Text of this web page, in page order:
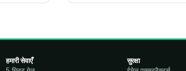
हमारी सेवाएँ
सुरक्षा